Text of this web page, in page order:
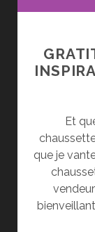
Et
que je